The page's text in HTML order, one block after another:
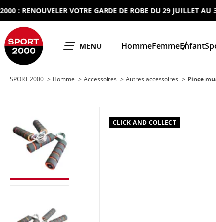
: RENOUVELER VOTRE GARDE DE ROBE DU 29 JUILLET AU 30
OUVRIR LE
MENU HommeFemmeEnfant
SPORT 2000 Homme Accessoires Autres accessoires Pince
CLICK AND COLLECT